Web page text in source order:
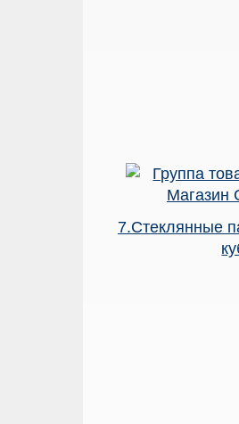
7.Стеклянные